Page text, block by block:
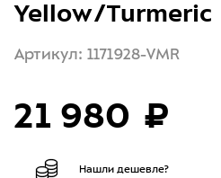
Yellow/Turmeric
Артикул: 1171928-VMR
21 980 ₽
Нашли дешевле?